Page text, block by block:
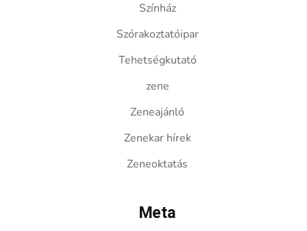
Színház
Szórakoztatóipar
Tehetségkutató
zene
Zeneajánló
Zenekar hírek
Zeneoktatás
Meta